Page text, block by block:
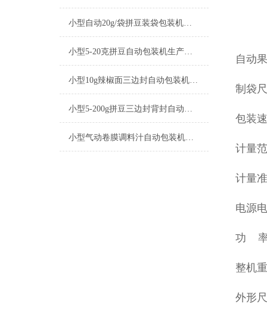
小型自动20g/袋拼豆装袋包装机厂家
小型5-20克拼豆自动包装机生产厂家
小型10g辣椒面三边封自动包装机产品简介
小型5-200g拼豆三边封背封自动包装机生产厂家
小型气动卷膜调料汁自动包装机操作简单
自动
制袋
包装
计量
计量
电源
功 率:
整机
外形